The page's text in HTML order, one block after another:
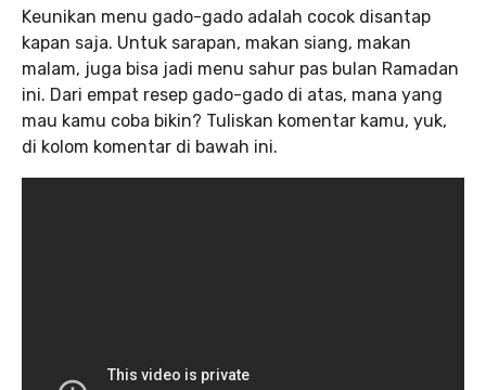
Keunikan menu gado-gado adalah cocok disantap
kapan saja. Untuk sarapan, makan siang, makan
malam, juga bisa jadi menu sahur pas bulan Ramadan
ini. Dari empat resep gado-gado di atas, mana yang
mau kamu coba bikin? Tuliskan komentar kamu, yuk,
di kolom komentar di bawah ini.